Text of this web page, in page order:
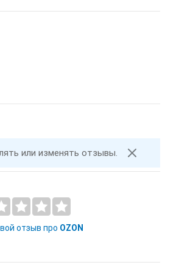
или изменять отзывы.
отзыв про OZON